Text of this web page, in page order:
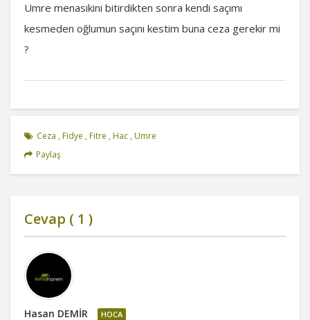
Umre menasikini bitirdikten sonra kendi saçımı
kesmeden oğlumun saçını kestim buna ceza gerekir mi
?
Ceza , Fidye , Fitre , Hac , Umre
Paylaş
Cevap ( 1 )
Hasan DEMİR HOCA